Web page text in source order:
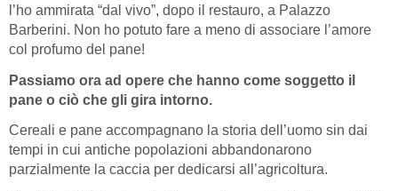
l’ho ammirata “dal vivo”, dopo il restauro, a Palazzo
Barberini. Non ho potuto fare a meno di associare l’amore
col profumo del pane!
Passiamo ora ad opere che hanno come soggetto il
pane o ciò che gli gira intorno.
Cereali e pane accompagnano la storia dell’uomo sin dai
tempi in cui antiche popolazioni abbandonarono
parzialmente la caccia per dedicarsi all’agricoltura.